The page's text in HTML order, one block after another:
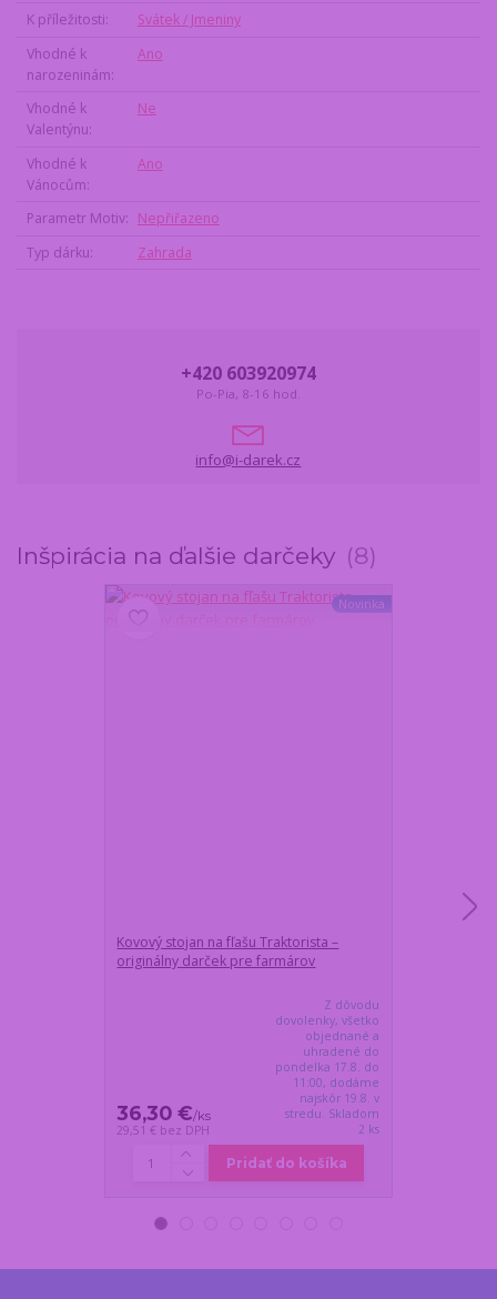
K příležitosti
Svátek / Jmeniny
Vhodné k
narozeninám
Ano
Vhodné k
Valentýnu
Ne
Vhodné k
Vánocům
Ano
Parametr Motiv
Nepřiřazeno
Typ dárku
Zahrada
+420 603920974
Po-Pia, 8-16 hod.
info@i-darek.cz
Inšpirácia na ďalšie darčeky 8
Novinka
Kovový stojan na fľašu Traktorista –
originálny darček pre farmárov
36,30 €/ks
29,51 € bez DPH
Z dôvodu
dovolenky, všetko
objednané a
uhradené do
pondelka 17.8. do
11:00, dodáme
najskôr 19.8. v
stredu. Skladom
2 ks
Pridať do košíka